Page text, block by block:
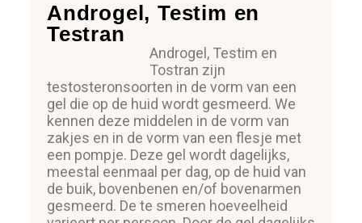
Androgel, Testim en
Testran
Androgel, Testim en
Tostran zijn
testosteronsoorten in de vorm van een
gel die op de huid wordt gesmeerd. We
kennen deze middelen in de vorm van
zakjes en in de vorm van een flesje met
een pompje. Deze gel wordt dagelijks,
meestal eenmaal per dag, op de huid van
de buik, bovenbenen en/of bovenarmen
gesmeerd. De te smeren hoeveelheid